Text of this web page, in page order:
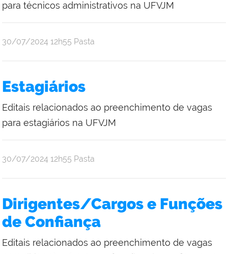
para técnicos administrativos na UFVJM
publicado
30/07/2024 12h55 Pasta
Estagiários
Editais relacionados ao preenchimento de vagas
para estagiários na UFVJM
publicado
30/07/2024 12h55 Pasta
Dirigentes/Cargos e Funções
de Confiança
Editais relacionados ao preenchimento de vagas